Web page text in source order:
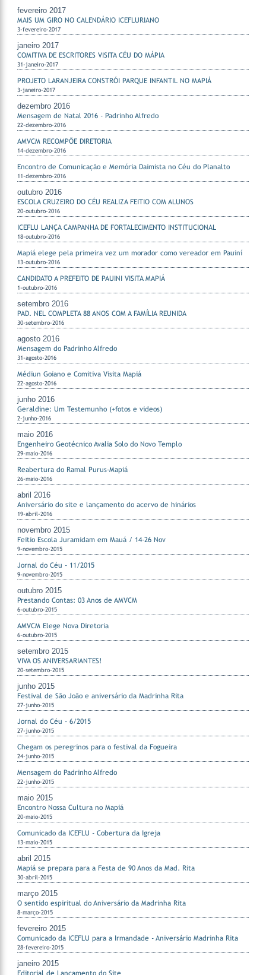
fevereiro 2017
MAIS UM GIRO NO CALENDÁRIO ICEFLURIANO
3-fevereiro-2017
janeiro 2017
COMITIVA DE ESCRITORES VISITA CÉU DO MÁPIA
31-janeiro-2017
PROJETO LARANJEIRA CONSTRÓI PARQUE INFANTIL NO MAPIÁ
3-janeiro-2017
dezembro 2016
Mensagem de Natal 2016 - Padrinho Alfredo
22-dezembro-2016
AMVCM RECOMPÕE DIRETORIA
14-dezembro-2016
Encontro de Comunicação e Memória Daimista no Céu do Planalto
11-dezembro-2016
outubro 2016
ESCOLA CRUZEIRO DO CÉU REALIZA FEITIO COM ALUNOS
20-outubro-2016
ICEFLU LANÇA CAMPANHA DE FORTALECIMENTO INSTITUCIONAL
18-outubro-2016
Mapiá elege pela primeira vez um morador como vereador em Pauiní
13-outubro-2016
CANDIDATO A PREFEITO DE PAUINI VISITA MAPIÁ
1-outubro-2016
setembro 2016
PAD. NEL COMPLETA 88 ANOS COM A FAMÍLIA REUNIDA
30-setembro-2016
agosto 2016
Mensagem do Padrinho Alfredo
31-agosto-2016
Médiun Goiano e Comitiva Visita Mapiá
22-agosto-2016
junho 2016
Geraldine: Um Testemunho (+fotos e videos)
2-junho-2016
maio 2016
Engenheiro Geotécnico Avalia Solo do Novo Templo
29-maio-2016
Reabertura do Ramal Purus-Mapiá
26-maio-2016
abril 2016
Aniversário do site e lançamento do acervo de hinários
19-abril-2016
novembro 2015
Feitio Escola Juramidam em Mauá / 14-26 Nov
9-novembro-2015
Jornal do Céu - 11/2015
9-novembro-2015
outubro 2015
Prestando Contas: 03 Anos de AMVCM
6-outubro-2015
AMVCM Elege Nova Diretoria
6-outubro-2015
setembro 2015
VIVA OS ANIVERSARIANTES!
20-setembro-2015
junho 2015
Festival de São João e aniversário da Madrinha Rita
27-junho-2015
Jornal do Céu - 6/2015
27-junho-2015
Chegam os peregrinos para o festival da Fogueira
24-junho-2015
Mensagem do Padrinho Alfredo
22-junho-2015
maio 2015
Encontro Nossa Cultura no Mapiá
20-maio-2015
Comunicado da ICEFLU - Cobertura da Igreja
13-maio-2015
abril 2015
Mapiá se prepara para a Festa de 90 Anos da Mad. Rita
30-abril-2015
março 2015
O sentido espiritual do Aniversário da Madrinha Rita
8-março-2015
fevereiro 2015
Comunicado da ICEFLU para a Irmandade - Aniversário Madrinha Rita
28-fevereiro-2015
janeiro 2015
Editorial de Lançamento do Site